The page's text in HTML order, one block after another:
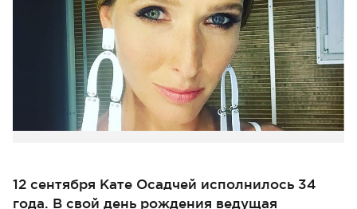
12 сентября Кате Осадчей исполнилось 34
года. В свой день рождения ведущая